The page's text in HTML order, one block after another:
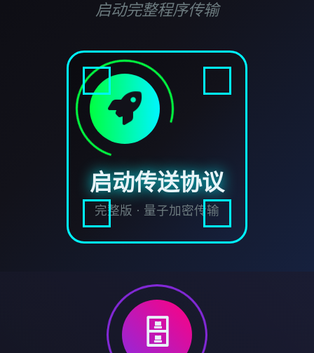
启动完整程序传输
启动传送协议
完整版 · 量子加密传输
🗄️